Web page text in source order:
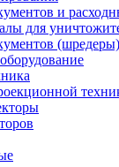
и
для
(шредеры)